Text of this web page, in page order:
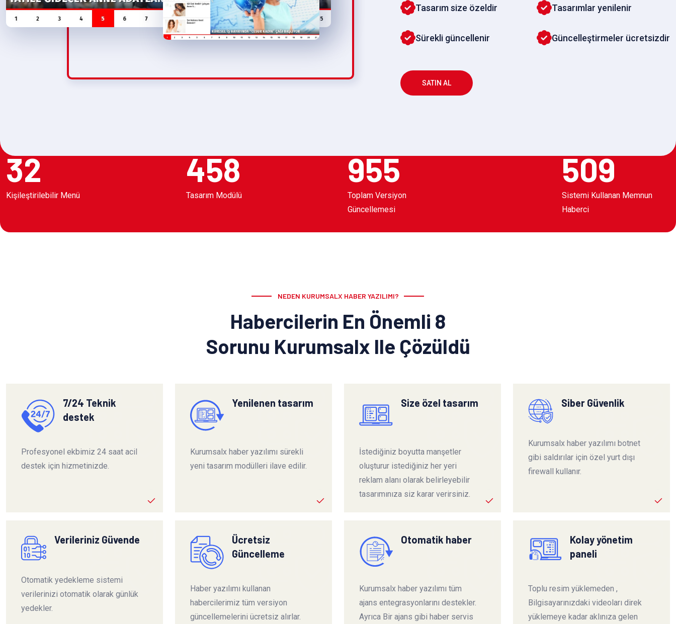
Tasarım size özeldir
Sürekli güncellenir
Tasarımlar yenilenir
Güncelleştirmeler ücretsizdir
SATIN AL
32
Kişileştirilebilir Menü
458
Tasarım Modülü
955
Toplam Versiyon
Güncellemesi
509
Sistemi Kullanan Memnun
Haberci
NEDEN KURUMSALX HABER YAZILIMI?
Habercilerin En Önemli 8
Sorunu Kurumsalx Ile Çözüldü
7/24 Teknik
destek
Profesyonel ekbimiz 24 saat acil
destek için hizmetinizde.
Yenilenen tasarım
Kurumsalx haber yazılımı sürekli
yeni tasarım modülleri ilave edilir.
Size özel tasarım
İstediğiniz boyutta manşetler
oluşturur istediğiniz her yeri
reklam alanı olarak belirleyebilir
tasarımınıza siz karar verirsiniz.
Siber Güvenlik
Kurumsalx haber yazılımı botnet
gibi saldırılar için özel yurt dışı
firewall kullanır.
Verileriniz Güvende
Otomatik yedekleme sistemi
verilerinizi otomatik olarak günlük
yedekler.
Ücretsiz
Güncelleme
Haber yazılımı kullanan
habercilerimiz tüm versiyon
güncellemelerini ücretsiz alırlar.
Otomatik haber
Kurumsalx haber yazılımı tüm
ajans entegrasyonlarını destekler.
Ayrıca Bir ajans gibi haber servis
Kolay yönetim
paneli
Toplu resim yüklemeden ,
Bilgisayarınızdaki videoları direk
yüklemeye kadar aklınıza gelen